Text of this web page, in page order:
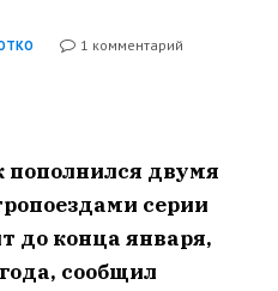
1 комментарий
пополнился двумя
серии
до конца января,
сообщил